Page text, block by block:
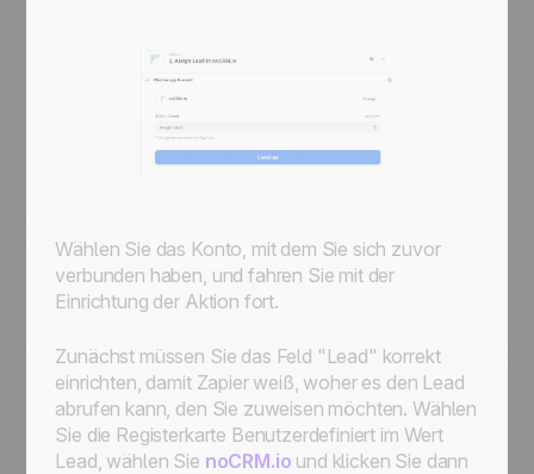
Wählen Sie das Konto, mit dem Sie sich zuvor
verbunden haben, und fahren Sie mit der
Einrichtung der Aktion fort.
Zunächst müssen Sie das Feld "Lead" korrekt
einrichten, damit Zapier weiß, woher es den Lead
abrufen kann, den Sie zuweisen möchten. Wählen
Sie die Registerkarte Benutzerdefiniert im Wert
Lead, wählen Sie noCRM.io und klicken Sie dann